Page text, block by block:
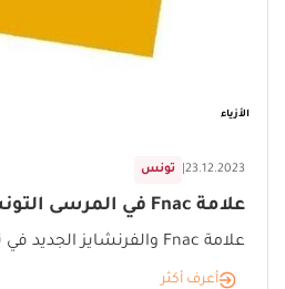
الأزياء
تونس 23.12.2023
علامة Fnac في المرسى التونسية
علامة Fnac والفرنشايز الجديد في تونس
أعرف أكثر